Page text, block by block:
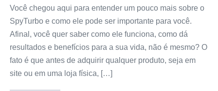
Você chegou aqui para entender um pouco mais sobre o
SpyTurbo e como ele pode ser importante para você.
Afinal, você quer saber como ele funciona, como dá
resultados e benefícios para a sua vida, não é mesmo? O
fato é que antes de adquirir qualquer produto, seja em
site ou em uma loja física, […]